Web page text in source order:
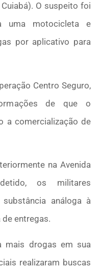
O suspeito foi
uma motocicleta e
por aplicativo para
Centro Seguro,
de que o
a comercialização de
na Avenida
os militares
análoga à
entregas.
mais drogas em sua
realizaram buscas